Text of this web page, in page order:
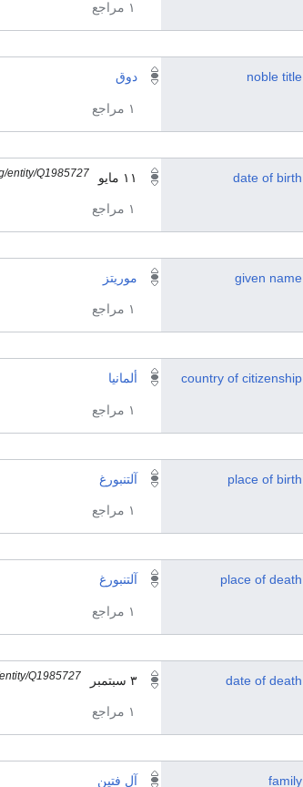
١ مراجع
noble title دوق
١ مراجع
date of birth ١١ مايو 1711 entity/Q1985727
١ مراجع
given name موريتز
١ مراجع
country of citizenship ألمانيا
١ مراجع
place of birth آلتنبورغ
١ مراجع
place of death آلتنبورغ
١ مراجع
date of death ٣ سبتمبر 1777 Q1985727
١ مراجع
family آل فتين